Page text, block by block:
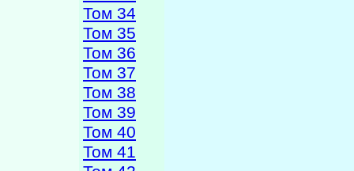
Том 34
Том 35
Том 36
Том 37
Том 38
Том 39
Том 40
Том 41